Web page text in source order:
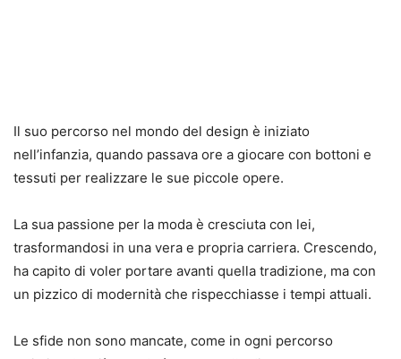
Il suo percorso nel mondo del design è iniziato
nell’infanzia, quando passava ore a giocare con bottoni e
tessuti per realizzare le sue piccole opere.
La sua passione per la moda è cresciuta con lei,
trasformandosi in una vera e propria carriera. Crescendo,
ha capito di voler portare avanti quella tradizione, ma con
un pizzico di modernità che rispecchiasse i tempi attuali.
Le sfide non sono mancate, come in ogni percorso